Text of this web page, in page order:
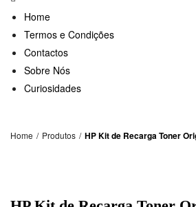
Home
Termos e Condições
Contactos
Sobre Nós
Curiosidades
Home / Produtos / HP Kit de Recarga Toner